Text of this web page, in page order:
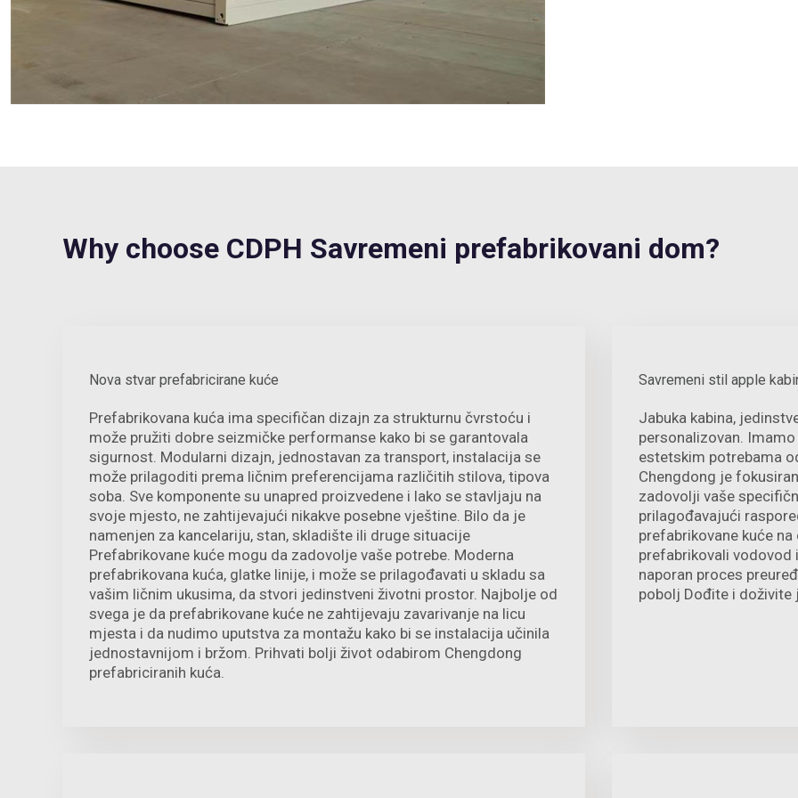
Why choose CDPH Savremeni prefabrikovani dom?
Nova stvar prefabricirane kuće
Prefabrikovana kuća ima specifičan dizajn za strukturnu čvrstoću i
može pružiti dobre seizmičke performanse kako bi se garantovala
sigurnost. Modularni dizajn, jednostavan za transport, instalacija se
može prilagoditi prema ličnim preferencijama različitih stilova, tipova
soba. Sve komponente su unapred proizvedene i lako se stavljaju na
svoje mjesto, ne zahtijevajući nikakve posebne vještine. Bilo da je
namenjen za kancelariju, stan, skladište ili druge situacije
Prefabrikovane kuće mogu da zadovolje vaše potrebe. Moderna
prefabrikovana kuća, glatke linije, i može se prilagođavati u skladu sa
vašim ličnim ukusima, da stvori jedinstveni životni prostor. Najbolje od
svega je da prefabrikovane kuće ne zahtijevaju zavarivanje na licu
mjesta i da nudimo uputstva za montažu kako bi se instalacija učinila
jednostavnijom i bržom. Prihvati bolji život odabirom Chengdong
prefabriciranih kuća.
Savremeni stil apple
Jabuka kabina,
personalizovan.
estetskim potrebama
Chengdong je
zadovolji vaše
prilagođavajući
prefabrikovane kuće
prefabrikovali vodovod
naporan proces
pobolj Dođite i doživite